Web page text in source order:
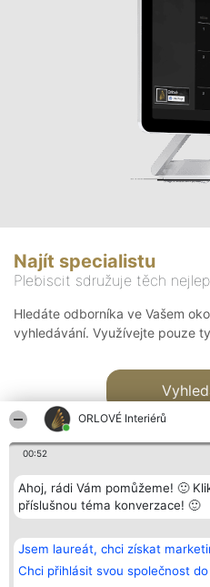
ORLOVÉ Interiérů
00:52
Ahoj, rádi Vám pomůžeme! 🙂
příslušnou téma konverzace! 🙂
Jsem laureát, chci získat
Chci přihlásit svou společnost do
Najít specialistu
Plebiscit sdružuje těch
Hledáte odborníka ve Vašem
vyhledávání. Využívejte pouze
Bright Side Solutions sp. z o.
o. sp. k.
ul. Ruska 22
Wrocław 50-079
Vítězové
Seznam
laureátů
Zásady